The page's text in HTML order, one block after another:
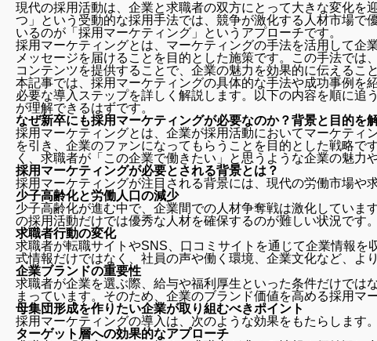
現代の採用活動は、企業と求職者の双方にとって大きな変化を
つ」という受動的な採用手法では、競争が激化する人材市場で
いるのが「採用マーケティング」というアプローチです。
採用マーケティングとは、マーケティングの手法を活用して企
メッセージを届けることを目的とした施策です。この手法で
コンテンツを提供することで、企業の魅力を効果的に伝えるこ
本記事では、採用マーケティングの具体的な手法や成功事例を
必要な導入ステップを詳しく解説します。以下の内容を順に追
が理解できるはずです。
なぜ新卒にも採用マーケティングが必要なのか？背景と目的を
採用マーケティングとは、企業が採用活動においてマーケティ
を引き、企業のファンになってもらうことを目的とした戦略で
く、求職者が「この企業で働きたい」と思うような企業の魅力
採用マーケティングが必要とされる背景とは？
採用マーケティングが注目される背景には、現代の労働市場や
少子高齢化と労働人口の減少
少子高齢化が進む中で、企業間での人材争奪戦は激化していま
の採用活動だけでは優秀な人材を確保するのが難しい状況です。
求職者行動の変化
求職者が転職サイトやSNS、口コミサイトを通じて企業情報
式情報だけではなく、社員の声や働く環境、企業文化など、よ
企業ブランドの重要性
求職者が企業を選ぶ際、給与や福利厚生といった条件だけでは
まっています。そのため、企業のブランド価値を高める採用マ
母集団形成を作りたい企業が取り組むべきポイント
採用マーケティングの導入は、次のような効果をもたらします。
ターゲット層への効果的なアプローチ